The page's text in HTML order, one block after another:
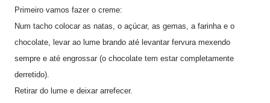
Primeiro vamos fazer o creme:
Num tacho colocar as natas, o açúcar, as gemas, a farinha e o
chocolate, levar ao lume brando até levantar fervura mexendo
sempre e até engrossar (o chocolate tem estar completamente
derretido).
Retirar do lume e deixar arrefecer.